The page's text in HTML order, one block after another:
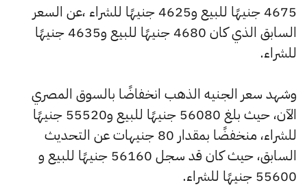
4675 جنيهًا للبيع و4625 جنيهًا للشراء ،عن السعر
السابق الذي كان 4680 جنيهًا للبيع و4635 جنيهًا
للشراء.
وشهد سعر الجنيه الذهب انخفاضًا بالسوق المصري
الآن، حيث بلغ 56080 جنيهًا للبيع و55520 جنيهًا
للشراء، منخفضًا بمقدار 80 جنيهات عن التحديث
السابق، حيث كان قد سجل 56160 جنيهًا للبيع و
55600 جنيهًا للشراء.